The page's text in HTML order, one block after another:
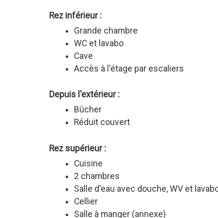
Rez inférieur :
Grande chambre
WC et lavabo
Cave
Accès à l'étage par escaliers
Depuis l'extérieur :
Bûcher
Réduit couvert
Rez supérieur :
Cuisine
2 chambres
Salle d'eau avec douche, WV et
Cellier
Salle à manger (annexe)